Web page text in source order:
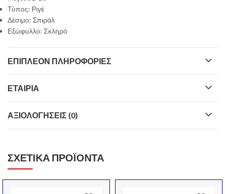
Τύπος: Ριγέ
Δέσιμο: Σπιράλ
Εξώφυλλο: Σκληρό
ΕΠΙΠΛΈΟΝ ΠΛΗΡΟΦΟΡΊΕΣ
ΕΤΑΙΡΊΑ
ΑΞΙΟΛΟΓΉΣΕΙΣ (0)
ΣΧΕΤΙΚΆ ΠΡΟΪΌΝΤΑ